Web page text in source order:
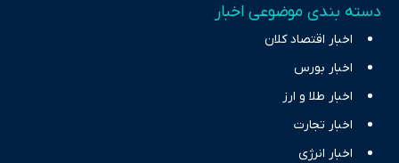
دسته بندی موضوعی اخبار
اخبار اقتصاد کلان
اخبار بورس
اخبار طلا و ارز
اخبار تجارت
اخبار انرژی